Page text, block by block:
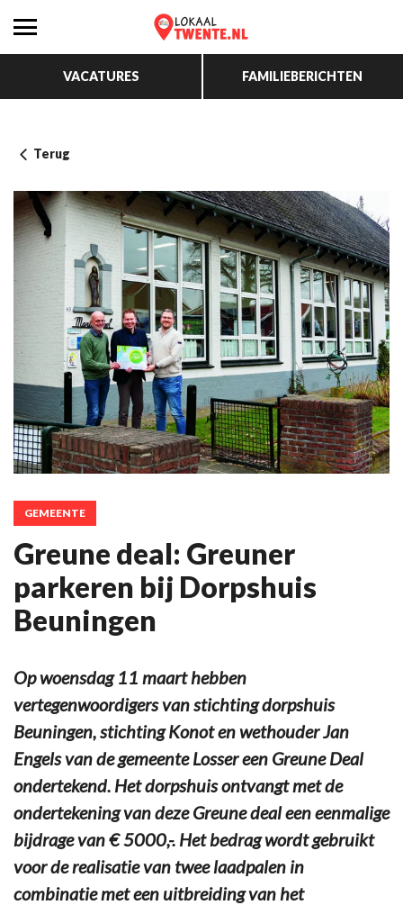
VACATURES FAMILIEBERICHTEN
Terug
GEMEENTE
Greune deal: Greuner
parkeren bij Dorpshuis
Beuningen
Op woensdag 11 maart hebben
vertegenwoordigers van stichting dorpshuis
Beuningen, stichting Konot en wethouder Jan
Engels van de gemeente Losser een Greune Deal
ondertekend. Het dorpshuis ontvangt met de
ondertekening van deze Greune deal een eenmalige
bijdrage van € 5000,-. Het bedrag wordt gebruikt
voor de realisatie van twee laadpalen in
combinatie met een uitbreiding van het